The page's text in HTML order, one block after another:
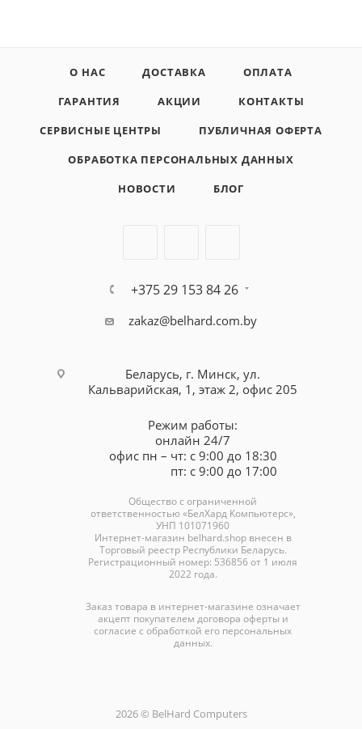
О НАС ДОСТАВКА
ОПЛАТА
ГАРАНТИЯ
АКЦИИ
КОНТАКТЫ
СЕРВИСНЫЕ ЦЕНТРЫ
ПУБЛИЧНАЯ ОФЕРТА
ОБРАБОТКА ПЕРСОНАЛЬНЫХ ДАННЫХ
НОВОСТИ
БЛОГ
+375 29 153 84 26
zakaz@belhard.com.by
Беларусь, г. Минск, ул.
Кальварийская, 1, этаж 2, офис 205
Режим работы:
онлайн 24/7
офис пн – чт: с 9:00 до 18:30
пт: с 9:00 до 17:00
Общество с ограниченной
ответственностью «БелХард Компьютерс»,
УНП 101071960
Интернет-магазин belhard.shopвнесен в
Торговый реестр Республики Беларусь.
Регистрационный номер: 536856 от 1 июля
2022 года.
Заказ товара в интернет-магазине означает
акцепт покупателем договора оферты и
согласие с обработкой его персональных
данных.
2026 © BelHard Computers